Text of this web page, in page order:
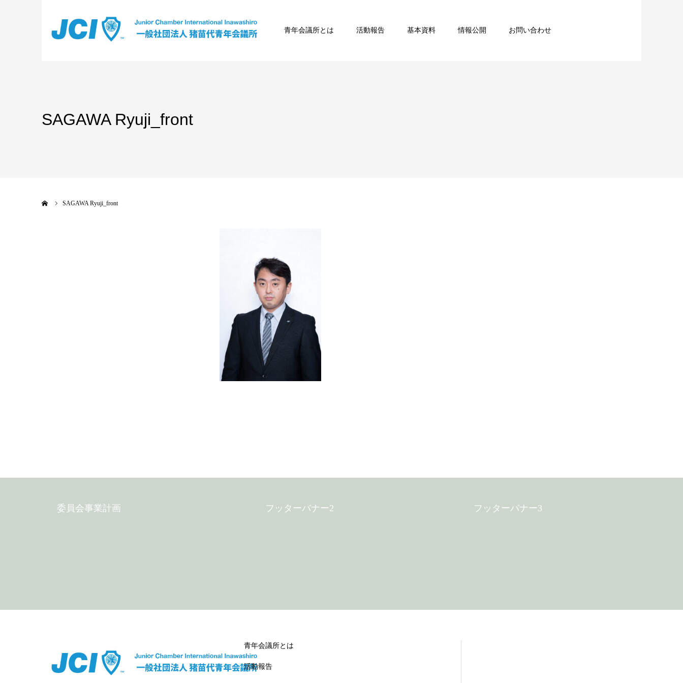
青年会議所とは 活動報告 基本資料 情報公開 お問い合わせ
SAGAWA Ryuji_front
SAGAWA Ryuji_front
委員会事業計画 フッターバナー2 フッターバナー3
青年会議所とは
活動報告